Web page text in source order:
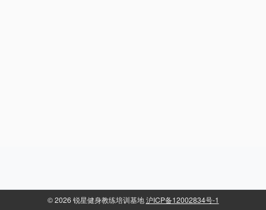
©2026 锐星健身教练培训基地沪ICP备12002834号-1